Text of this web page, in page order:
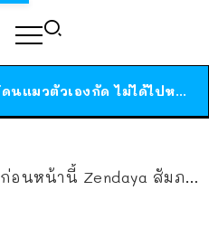
ได้เวลาเด็กหนวดรวมตัว RF Online Next เปิดให้เล่นแล้ว เกม Sci-Fi MMORPG ระดับตำนาน เล่นได้ทั้งมือถือและ PC
ก่อนหน้านี้ Zendaya สัมภาษณ์สิบที่ ไม่เคยคอนเฟิร์มข่าวแต่งงาน Tom Holland สัมภาษณ์รอบเดียว หลุดคอนเฟิร์มว่าแต่งจริงแล้วจ้า